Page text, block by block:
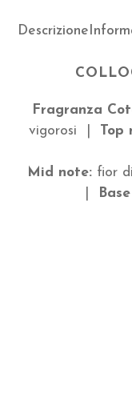
per
ambiente
Canapa
Descrizione
Fragranza
vigorosi |
Mid note: fior